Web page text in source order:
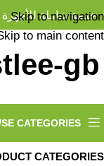
Skip to navigation
to main content
خدمة شاملة للأجهزة
CATEGORIES
CATEGORIES